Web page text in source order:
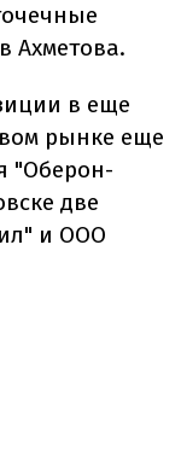
Ахметова.
в еще
рынке еще
"Оберон-
две
и ООО